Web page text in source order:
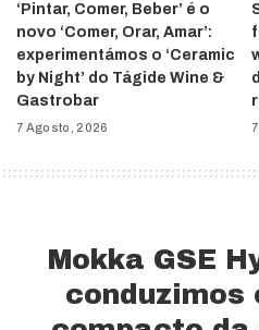
‘Pintar, Comer, Beber’ é o
novo ‘Comer, Orar, Amar’:
experimentámos o ‘Ceramic
by Night’ do Tágide Wine &
Gastrobar
7 Agosto, 2026
Mokka GSE
conduzimos